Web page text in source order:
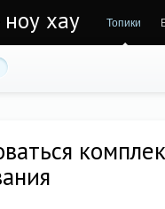
хау Топики